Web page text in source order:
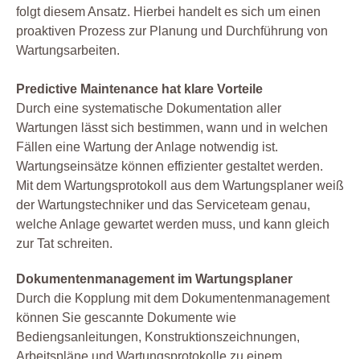
folgt diesem Ansatz. Hierbei handelt es sich um einen
proaktiven Prozess zur Planung und Durchführung von
Wartungsarbeiten.
Predictive Maintenance hat klare Vorteile
Durch eine systematische Dokumentation aller
Wartungen lässt sich bestimmen, wann und in welchen
Fällen eine Wartung der Anlage notwendig ist.
Wartungseinsätze können effizienter gestaltet werden.
Mit dem Wartungsprotokoll aus dem Wartungsplaner weiß
der Wartungstechniker und das Serviceteam genau,
welche Anlage gewartet werden muss, und kann gleich
zur Tat schreiten.
Dokumentenmanagement im Wartungsplaner
Durch die Kopplung mit dem Dokumentenmanagement
können Sie gescannte Dokumente wie
Bediengsanleitungen, Konstruktionszeichnungen,
Arbeitspläne und Wartungsprotokolle zu einem